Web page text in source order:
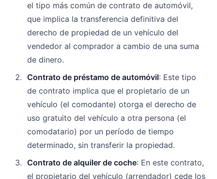
el tipo más común de contrato de automóvil,
que implica la transferencia definitiva del
derecho de propiedad de un vehículo del
vendedor al comprador a cambio de una suma
de dinero.
Contrato de préstamo de automóvil: Este tipo
de contrato implica que el propietario de un
vehículo (el comodante) otorga el derecho de
uso gratuito del vehículo a otra persona (el
comodatario) por un período de tiempo
determinado, sin transferir la propiedad.
Contrato de alquiler de coche: En este contrato,
el propietario del vehículo (arrendador) cede los